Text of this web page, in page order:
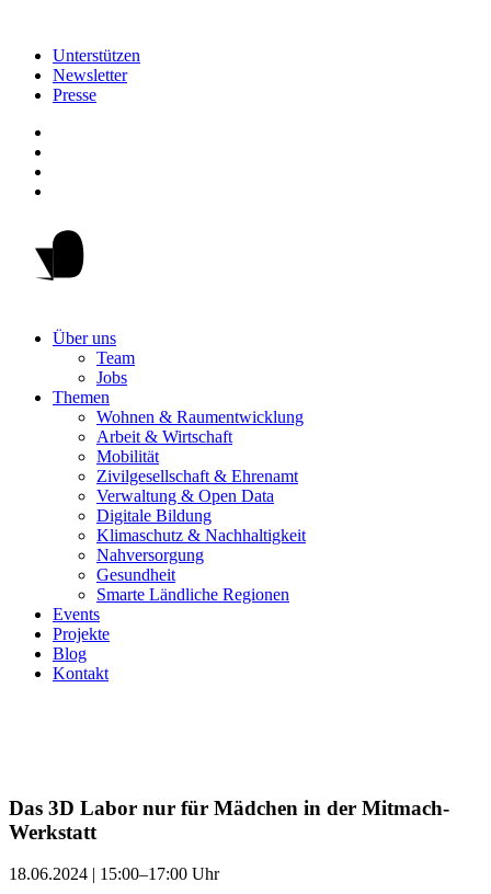
Unterstützen
Newsletter
Presse
Über uns
Team
Jobs
Themen
Wohnen & Raumentwicklung
Arbeit & Wirtschaft
Mobilität
Zivilgesellschaft & Ehrenamt
Verwaltung & Open Data
Digitale Bildung
Klimaschutz & Nachhaltigkeit
Nahversorgung
Gesundheit
Smarte Ländliche Regionen
Events
Projekte
Blog
Kontakt
Das 3D Labor nur für Mädchen in der Mitmach-
Werkstatt
18.06.2024 | 15:00–17:00 Uhr